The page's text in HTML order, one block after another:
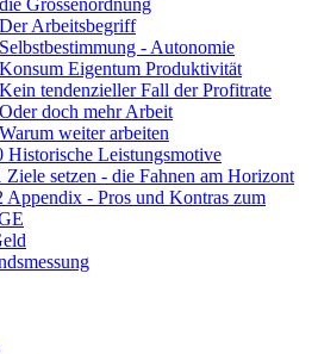
Arbeitsbegriff
- Autonomie
Eigentum Produktivität
tendenzieller Fall der Profitrate
doch mehr Arbeit
weiter arbeiten
Historische Leistungsmotive
Ziele setzen - die Fahnen am Horizont
Appendix - Pros und Kontras zum